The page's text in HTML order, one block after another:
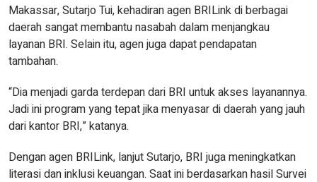
Makassar, Sutarjo Tui, kehadiran agen BRILink di berbagai
daerah sangat membantu nasabah dalam menjangkau
layanan BRI. Selain itu, agen juga dapat pendapatan
tambahan.
“Dia menjadi garda terdepan dari BRI untuk akses layanannya.
Jadi ini program yang tepat jika menyasar di daerah yang jauh
dari kantor BRI,” katanya.
Dengan agen BRILink, lanjut Sutarjo, BRI juga meningkatkan
literasi dan inklusi keuangan. Saat ini berdasarkan hasil Survei